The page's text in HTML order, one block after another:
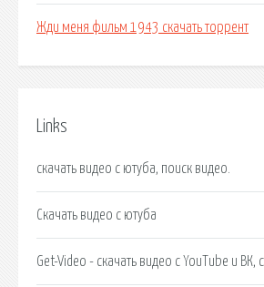
Жди меня фильм 1943 скачать торрент
Links
скачать видео с ютуба, поиск видео.
Скачать видео с ютуба
Get-Video - скачать видео с YouTube и ВК,